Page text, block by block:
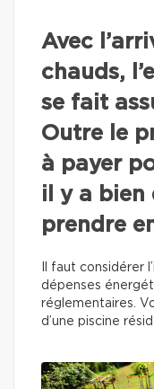
Avec
chauds,
se fait
Outre le
à payer
il y a bien
prendre
Il faut considérer
dépenses
réglementaires.
d’une piscine